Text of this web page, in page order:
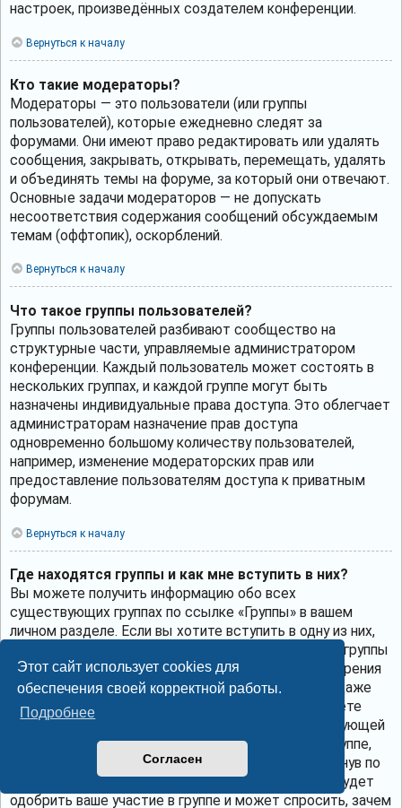
Этот сайт использует cookies для
обеспечения своей корректной работы.
Подробнее
Согласен
настроек, произведённых создателем конференции.
Вернуться к началу
Кто такие модераторы?
Модераторы — это пользователи (или группы
пользователей), которые ежедневно следят за
форумами. Они имеют право редактировать или удалять
сообщения, закрывать, открывать, перемещать, удалять
и объединять темы на форуме, за который они отвечают.
Основные задачи модераторов — не допускать
несоответствия содержания сообщений обсуждаемым
темам (оффтопик), оскорблений.
Вернуться к началу
Что такое группы пользователей?
Группы пользователей разбивают сообщество на
структурные части, управляемые администратором
конференции. Каждый пользователь может состоять в
нескольких группах, и каждой группе могут быть
назначены индивидуальные права доступа. Это облегчает
администраторам назначение прав доступа
одновременно большому количеству пользователей,
например, изменение модераторских прав или
предоставление пользователям доступа к приватным
форумам.
Вернуться к началу
Где находятся группы и как мне вступить в них?
Вы можете получить информацию обо всех
существующих группах по ссылке «Группы» в вашем
личном разделе. Если вы хотите вступить в одну из них,
нажмите соответствующую кнопку. Однако не все группы
общедоступны. Некоторые могут требовать одобрения
для вступления в них, могут быть закрытыми или даже
скрытыми. Если группа общедоступна, то вы можете
запросить членство в ней, щёлкнув по соответствующей
кнопке. Если требуется одобрение на участие в группе,
вы можете отправить запрос на вступление, щёлкнув по
соответствующей кнопке. Лидер группы должен будет
одобрить ваше участие в группе и может спросить, зачем